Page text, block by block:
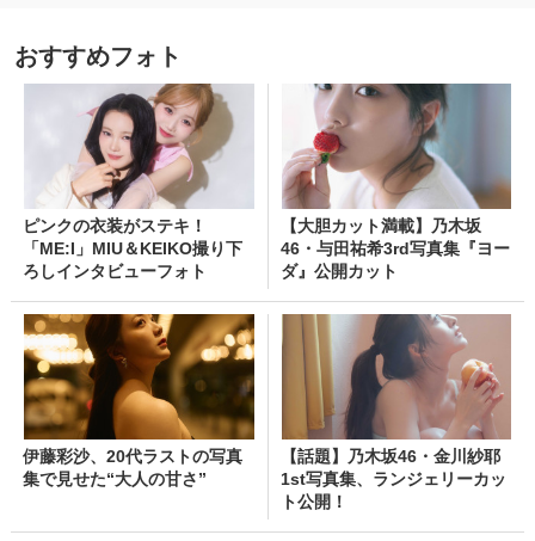
おすすめフォト
ピンクの衣装がステキ！
「ME:I」MIU＆KEIKO撮り下
ろしインタビューフォト
【大胆カット満載】乃木坂
46・与田祐希3rd写真集『ヨー
ダ』公開カット
伊藤彩沙、20代ラストの写真
集で見せた“大人の甘さ”
【話題】乃木坂46・金川紗耶
1st写真集、ランジェリーカッ
ト公開！